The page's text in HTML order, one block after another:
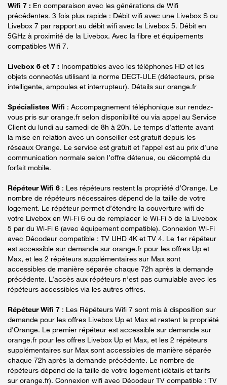
Wifi 7 : En comparaison avec les générations de Wifi
précédentes. 3 fois plus rapide : Débit wifi avec une Livebox S ou
Livebox 7 par rapport au débit wifi avec la Livebox 5. Débit en
5GHz à proximité de la Livebox. Avec la fibre et équipements
compatibles Wifi 7.
Livebox 6 et 7 : Incompatibles avec les téléphones HD et les
objets connectés utilisant la norme DECT-ULE (détecteurs, prise
intelligente, ampoules et interrupteur). Détails sur orange.fr
Spécialistes Wifi : Accompagnement téléphonique sur rendez-
vous pris sur orange.fr selon disponibilité ou via appel au Service
Client du lundi au samedi de 8h à 20h. Le temps d’attente avant
la mise en relation avec un conseiller est gratuit depuis les
réseaux Orange. Le service est gratuit et l’appel est au prix d’une
communication normale selon l’offre détenue, ou décompté du
forfait mobile.
Répéteur Wifi 6 : Les répéteurs restent la propriété d’Orange. Le
nombre de répéteurs nécessaires dépend de la taille de votre
logement. Le répéteur permet d’étendre la couverture wifi de
votre Livebox en Wi-Fi 6 ou de remplacer le Wi-Fi 5 de la Livebox
5 par du Wi-Fi 6 (avec équipement compatible). Connexion Wi-Fi
avec Décodeur compatible : TV UHD 4K et TV 4. Le 1er répéteur
est accessible sur demande sur orange.fr pour les offres Up et
Max, et les 2 répéteurs supplémentaires sur Max sont
accessibles de manière séparée chaque 72h après la demande
précédente. L’accès aux répéteurs n’est pas cumulable avec les
répéteurs accessibles via les autres offres.
Répéteur Wifi 7 : Les Répéteurs Wifi 7 sont mis à disposition sur
demande pour les offres Livebox Up et Max et restent la propriété
d'Orange. Le premier répéteur est accessible sur demande sur
orange.fr pour les offres Livebox Up et Max, et les 2 répéteurs
supplémentaires sur Max sont accessibles de manière séparée
chaque 72h après la demande précédente. Le nombre de
répéteurs dépend de la taille de votre logement (détails et tarifs
sur orange.fr). Connexion wifi avec Décodeur TV compatible : TV